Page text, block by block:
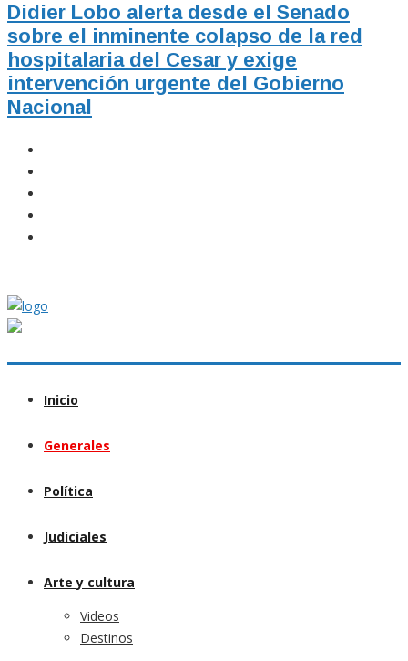
Didier Lobo alerta desde el Senado
sobre el inminente colapso de la red
hospitalaria del Cesar y exige
intervención urgente del Gobierno
Nacional
Inicio
Generales
Política
Judiciales
Arte y cultura
Videos
Destinos